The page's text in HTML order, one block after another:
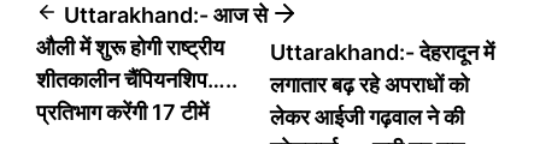
Post
navigation
Uttarakhand:- आज से
औली में शुरू होगी राष्ट्रीय
शीतकालीन चैंपियनशिप…..
प्रतिभाग करेंगी 17 टीमें
Uttarakhand:- देहरादून में
लगातार बढ़ रहे अपराधों को
लेकर आईजी गढ़वाल ने की